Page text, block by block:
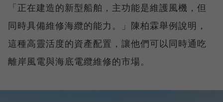
「正在建造的新型船舶，主功能是維護風機，但
同時具備維修海纜的能力。」陳柏霖舉例說明，
這種高靈活度的資產配置，讓他們可以同時通吃
離岸風電與海底電纜維修的市場。